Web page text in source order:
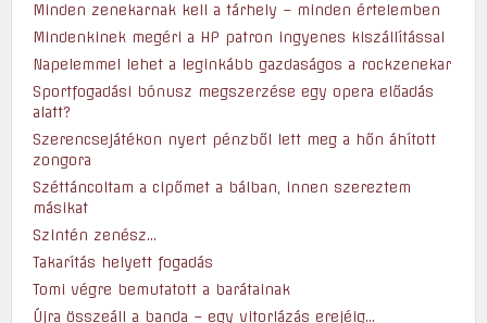
Minden zenekarnak kell a tárhely – minden értelemben
Mindenkinek megéri a HP patron ingyenes kiszállítással
Napelemmel lehet a leginkább gazdaságos a rockzenekar
Sportfogadási bónusz megszerzése egy opera előadás
alatt?
Szerencsejátékon nyert pénzből lett meg a hőn áhított
zongora
Széttáncoltam a cipőmet a bálban, innen szereztem
másikat
Szintén zenész…
Takarítás helyett fogadás
Tomi végre bemutatott a barátainak
Újra összeáll a banda – egy vitorlázás erejéig…